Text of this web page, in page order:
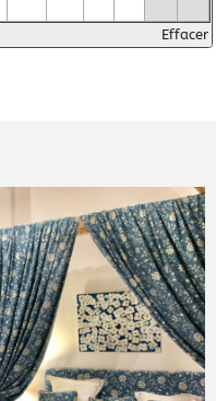
Effacer